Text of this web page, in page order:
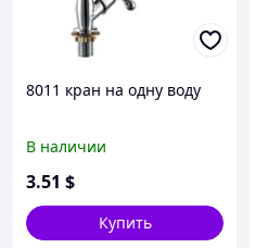
8011 кран на одну воду
В наличии
3.51 $
Купить